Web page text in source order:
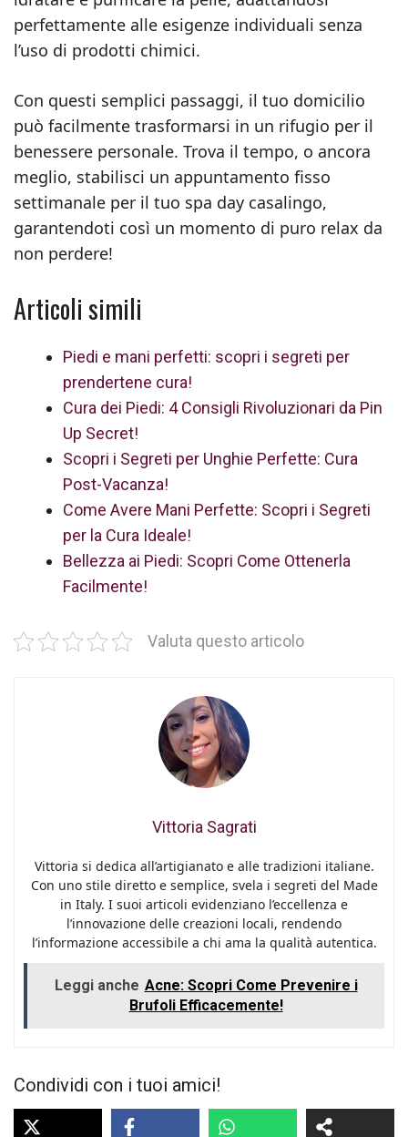
perfettamente alle esigenze individuali senza
l’uso di prodotti chimici.
Con questi semplici passaggi, il tuo domicilio
può facilmente trasformarsi in un rifugio per il
benessere personale. Trova il tempo, o ancora
meglio, stabilisci un appuntamento fisso
settimanale per il tuo spa day casalingo,
garantendoti così un momento di puro relax da
non perdere!
Articoli simili
Piedi e mani perfetti: scopri i segreti per
prendertene cura!
Cura dei Piedi: 4 Consigli Rivoluzionari da Pin
Up Secret!
Scopri i Segreti per Unghie Perfette: Cura
Post-Vacanza!
Come Avere Mani Perfette: Scopri i Segreti
per la Cura Ideale!
Bellezza ai Piedi: Scopri Come Ottenerla
Facilmente!
Valuta questo articolo
Vittoria Sagrati
Vittoria si dedica all’artigianato e alle tradizioni italiane.
Con uno stile diretto e semplice, svela i segreti del Made
in Italy. I suoi articoli evidenziano l’eccellenza e
l’innovazione delle creazioni locali, rendendo
l’informazione accessibile a chi ama la qualità autentica.
Leggi anche Acne: Scopri Come Prevenire i
Brufoli Efficacemente!
Condividi con i tuoi amici!